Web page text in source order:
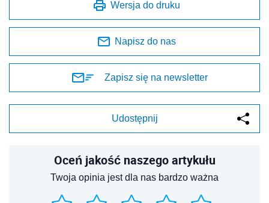
Wersja do druku
Napisz do nas
Zapisz się na newsletter
Udostępnij
Oceń jakość naszego artykułu
Twoja opinia jest dla nas bardzo ważna